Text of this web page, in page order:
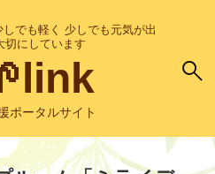
でも軽く 少しでも元気が出
切にしています
ポータルサイト